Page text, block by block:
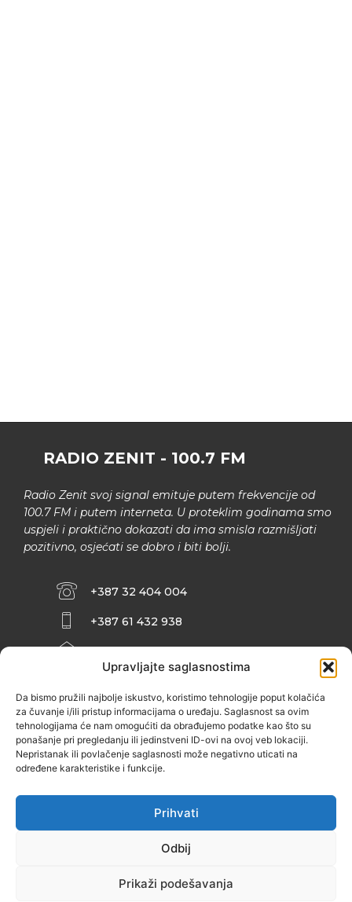
Upravljajte saglasnostima
Da bismo pružili najbolje iskustvo, koristimo tehnologije poput kolačića
za čuvanje i/ili pristup informacijama o uređaju. Saglasnost sa ovim
tehnologijama će nam omogućiti da obrađujemo podatke kao što su
ponašanje pri pregledanju ili jedinstveni ID-ovi na ovoj veb lokaciji.
Nepristanak ili povlačenje saglasnosti može negativno uticati na
određene karakteristike i funkcije.
Prihvati
Odbij
Prikaži podešavanja
RADIO ZENIT - 100.7 FM
Radio Zenit svoj signal emituje putem frekvencije od
100.7 FM i putem interneta. U proteklim godinama smo
uspjeli i praktično dokazati da ima smisla razmišljati
pozitivno, osjećati se dobro i biti bolji.
+387 32 404 004
+387 61 432 938
INFO@ZENIT.BA
ZENIČANKA, 3. SPRAT), 72000 ZENICA